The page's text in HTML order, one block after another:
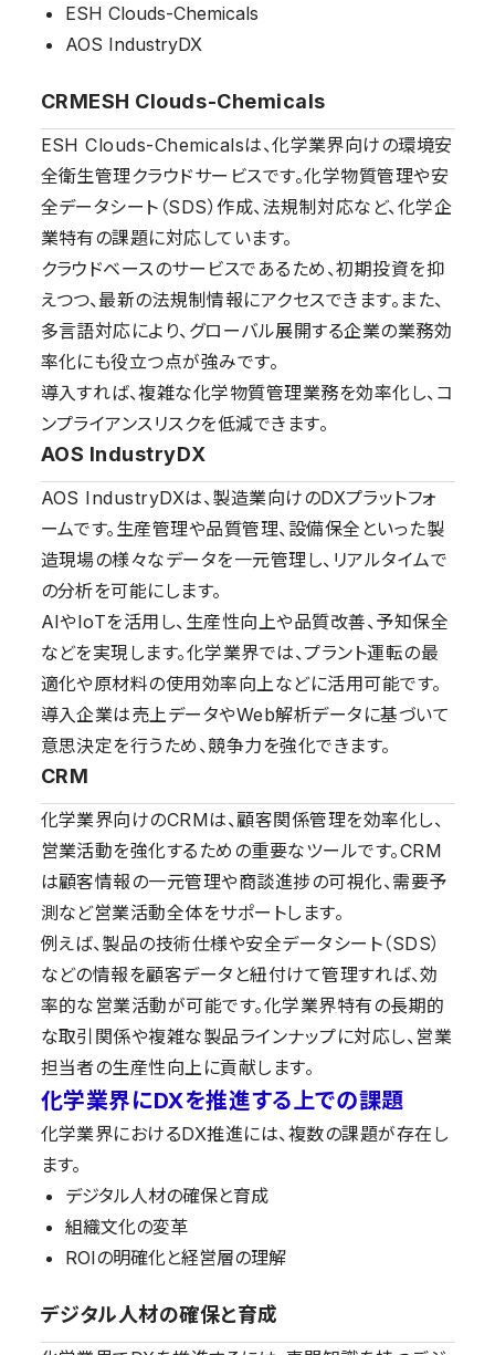
ESH Clouds-Chemicals
AOS IndustryDX
CRMESH Clouds-Chemicals
ESH Clouds-Chemicalsは、化学業界向けの環境安
全衛生管理クラウドサービスです。化学物質管理や安
全データシート（SDS）作成、法規制対応など、化学企
業特有の課題に対応しています。
クラウドベースのサービスであるため、初期投資を抑
えつつ、最新の法規制情報にアクセスできます。また、
多言語対応により、グローバル展開する企業の業務効
率化にも役立つ点が強みです。
導入すれば、複雑な化学物質管理業務を効率化し、コ
ンプライアンスリスクを低減できます。
AOS IndustryDX
AOS IndustryDXは、製造業向けのDXプラットフォ
ームです。生産管理や品質管理、設備保全といった製
造現場の様々なデータを一元管理し、リアルタイムで
の分析を可能にします。
AIやIoTを活用し、生産性向上や品質改善、予知保全
などを実現します。化学業界では、プラント運転の最
適化や原材料の使用効率向上などに活用可能です。
導入企業は売上データやWeb解析データに基づいて
意思決定を行うため、競争力を強化できます。
CRM
化学業界向けのCRMは、顧客関係管理を効率化し、
営業活動を強化するための重要なツールです。CRM
は顧客情報の一元管理や商談進捗の可視化、需要予
測など営業活動全体をサポートします。
例えば、製品の技術仕様や安全データシート（SDS）
などの情報を顧客データと紐付けて管理すれば、効
率的な営業活動が可能です。化学業界特有の長期的
な取引関係や複雑な製品ラインナップに対応し、営業
担当者の生産性向上に貢献します。
化学業界にDXを推進する上での課題
化学業界におけるDX推進には、複数の課題が存在し
ます。
デジタル人材の確保と育成
組織文化の変革
ROIの明確化と経営層の理解
デジタル人材の確保と育成